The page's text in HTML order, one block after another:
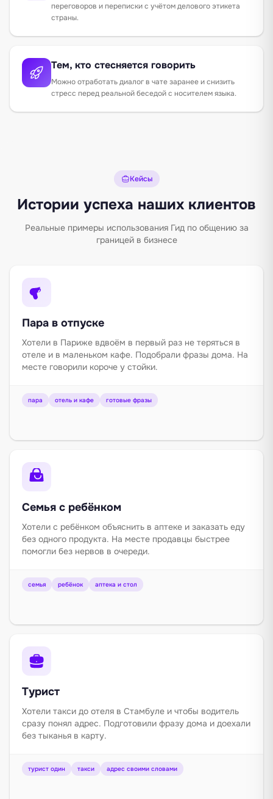
переговоров и переписки с учётом делового этикета
страны.
Тем, кто стесняется говорить
Можно отработать диалог в чате заранее и снизить
стресс перед реальной беседой с носителем языка.
Кейсы
Истории успеха наших клиентов
Реальные примеры использования Гид по общению за
границей в бизнесе
Пара в отпуске
Хотели в Париже вдвоём в первый раз не теряться в
отеле и в маленьком кафе. Подобрали фразы дома. На
месте говорили короче у стойки.
пара отель и кафе готовые фразы
Семья с ребёнком
Хотели с ребёнком объяснить в аптеке и заказать еду
без одного продукта. На месте продавцы быстрее
помогли без нервов в очереди.
семья ребёнок аптека и стол
Турист
Хотели такси до отеля в Стамбуле и чтобы водитель
сразу понял адрес. Подготовили фразу дома и доехали
без тыканья в карту.
турист один такси адрес своими словами